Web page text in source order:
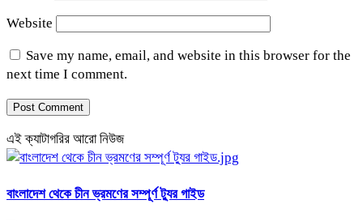
Website
Save my name, email, and website in this browser for the
next time I comment.
এই ক্যাটাগরির আরো নিউজ
বাংলাদেশ থেকে চীন ভ্রমণের সম্পূর্ণ ট্যুর গাইড